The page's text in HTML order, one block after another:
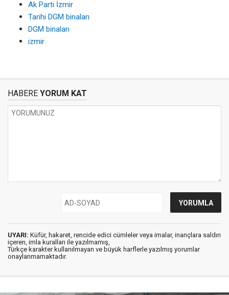
Ak Parti İzmir
Tarihi DGM binaları
DGM binaları
izmir
HABERE YORUM KAT
UYARI: Küfür, hakaret, rencide edici cümleler veya imalar, inançlara saldırı
içeren, imla kuralları ile yazılmamış,
Türkçe karakter kullanılmayan ve büyük harflerle yazılmış yorumlar
onaylanmamaktadır.